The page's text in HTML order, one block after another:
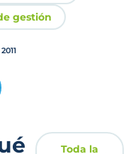
gestión
Toda la